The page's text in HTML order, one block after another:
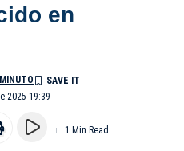
en
2025 19:39
1 Min Read